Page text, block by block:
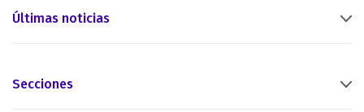
Últimas noticias
Secciones